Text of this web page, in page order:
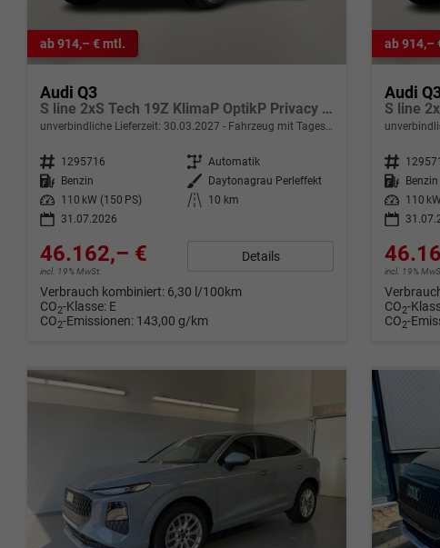
ab 914,– € mtl.
Audi Q3
S line 2xS Tech 19Z KlimaP OptikP Privacy eHK
unverbindliche Lieferzeit: 30.03.2027 Fahrzeug mit Tageszulassung
Fahrzeugnr. 1295716 Getriebe Automatik
Kraftstoff
Benzin Außenfarbe
Daytonagrau Perleffekt
Leistung
110 kW (150 PS) Kilometerstand
10 km
31.07.2026
46.162,– €
incl. 19% MwSt.
Details
Verbrauch kombiniert: 6,30 l/100km
CO2-Klasse: E
CO2-Emissionen: 143,00 g/km
ab 914,–
Audi
Fahrzeugnr.
Kraftstoff
Benzin
Leistung
110
incl. 19%
CO2-
CO2-